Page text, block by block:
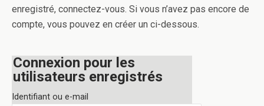
enregistré, connectez-vous. Si vous n’avez pas encore de
compte, vous pouvez en créer un ci-dessous.
Connexion pour les
utilisateurs enregistrés
Identifiant ou e-mail